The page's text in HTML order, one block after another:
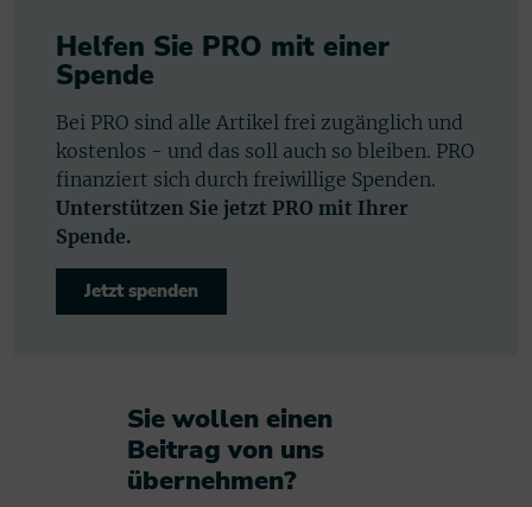
Helfen Sie PRO mit einer
Spende
Bei PRO sind alle Artikel frei zugänglich und
kostenlos - und das soll auch so bleiben. PRO
finanziert sich durch freiwillige Spenden.
Unterstützen Sie jetzt PRO mit Ihrer
Spende.
Jetzt spenden
Sie wollen einen
Beitrag von uns
übernehmen?​